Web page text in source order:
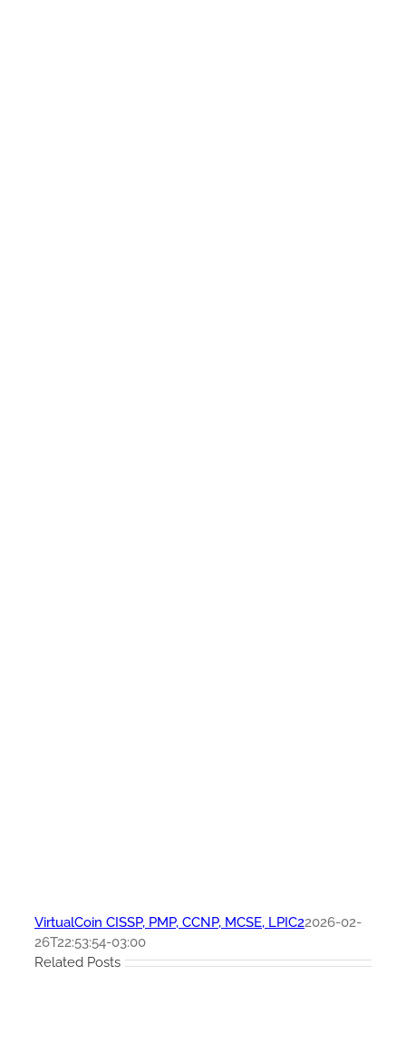
VirtualCoin CISSP, PMP, CCNP, MCSE, LPIC22026-02-
26T22:53:54-03:00
Related Posts